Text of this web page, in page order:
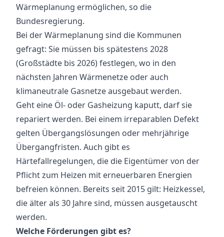
Wärmeplanung ermöglichen, so die
Bundesregierung.
Bei der Wärmeplanung sind die Kommunen
gefragt: Sie müssen bis spätestens 2028
(Großstädte bis 2026) festlegen, wo in den
nächsten Jahren Wärmenetze oder auch
klimaneutrale Gasnetze ausgebaut werden.
Geht eine Öl- oder Gasheizung kaputt, darf sie
repariert werden. Bei einem irreparablen Defekt
gelten Übergangslösungen oder mehrjährige
Übergangfristen. Auch gibt es
Härtefallregelungen, die die Eigentümer von der
Pflicht zum Heizen mit erneuerbaren Energien
befreien können. Bereits seit 2015 gilt: Heizkessel,
die älter als 30 Jahre sind, müssen ausgetauscht
werden.
Welche Förderungen gibt es?